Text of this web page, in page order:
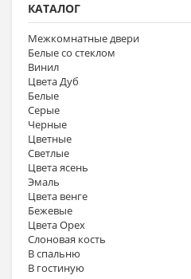
КАТАЛОГ
Межкомнатные двери
Белые со стеклом
Винил
Цвета Дуб
Белые
Серые
Черные
Цветные
Светлые
Цвета ясень
Эмаль
Цвета венге
Бежевые
Цвета Орех
Слоновая кость
В спальню
В гостиную